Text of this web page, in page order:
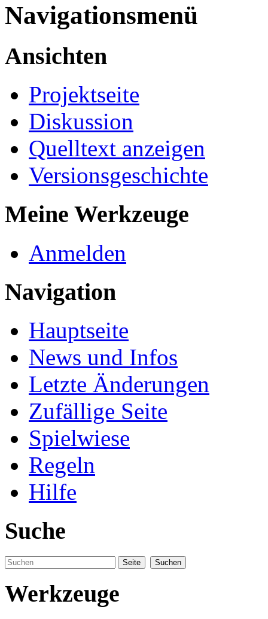
Navigationsmenü
Ansichten
Projektseite
Diskussion
Quelltext anzeigen
Versionsgeschichte
Meine Werkzeuge
Anmelden
Navigation
Hauptseite
News und Infos
Letzte Änderungen
Zufällige Seite
Spielwiese
Regeln
Hilfe
Suche
Werkzeuge